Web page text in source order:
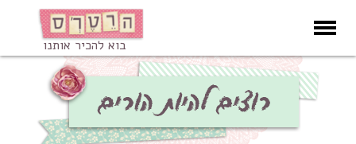
בוא להכיר אותנו